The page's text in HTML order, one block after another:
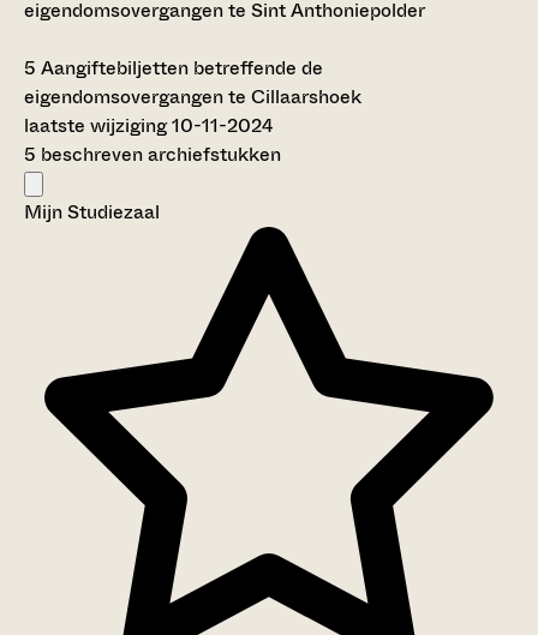
eigendomsovergangen te Sint Anthoniepolder
5 Aangiftebiljetten betreffende de
eigendomsovergangen te Cillaarshoek
laatste wijziging 10-11-2024
5 beschreven archiefstukken
Mijn Studiezaal